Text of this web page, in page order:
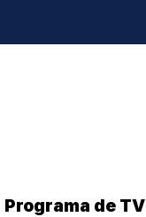
Programa de TV